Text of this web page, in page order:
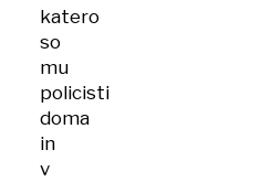
katero
so
mu
policisti
doma
in
v